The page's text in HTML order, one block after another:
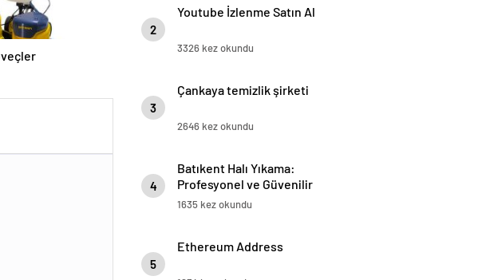
2
Youtube İzlenme Satın Al
3326 kez okundu
3
Çankaya temizlik şirketi
2646 kez okundu
4
Batıkent Halı Yıkama:
Profesyonel ve Güvenilir
Hizmetle Temizlikte Fark
1635 kez okundu
5
Ethereum Address